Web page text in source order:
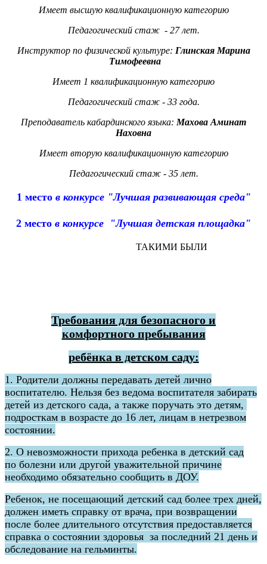
Имеет высшую квалификационную категорию
Педагогический стаж - 27 лет.
Инструктор по физической культуре: Глинская Марина
Тимофеевна
Имеет 1 квалификационную категорию
Педагогический стаж - 33 года.
Преподаватель кабардинского языка:Махова Аминат
Наховна
Имеет вторую квалификационную категорию
Педагогический стаж - 35 лет.
1 место в конкурсе "Лучшая развивающая среда"
2 место в конкурсе "Лучшая детская площадка"
ТАКИМИ БЫЛИ
Требования для безопасного и
комфортного пребывания
ребёнка в детском саду:
1. Родители должны передавать детей лично
воспитателю. Нельзя без ведома воспитателя забирать
детей из детского сада, а также поручать это детям,
подросткам в возрасте до 16 лет, лицам в нетрезвом
состоянии.
2. О невозможности прихода ребенка в детский сад
по болезни или другой уважительной причине
необходимо обязательно сообщить в ДОУ.
Ребенок, не посещающий детский сад более трех дней,
должен иметь справку от врача, при возвращении
после более длительного отсутствия предоставляется
справка о состоянии здоровья за последний 21 день и
обследование на гельминты.